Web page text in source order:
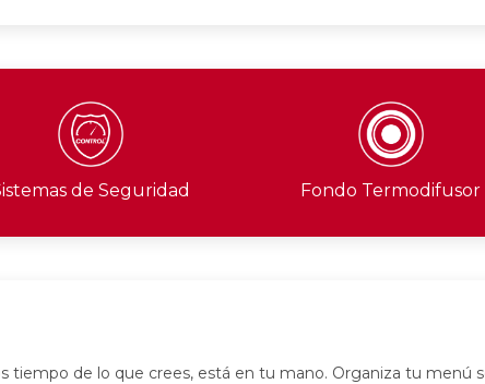
de Seguridad Fondo Termodifusor
tiempo de lo que crees, está en tu mano. Organiza tu menú